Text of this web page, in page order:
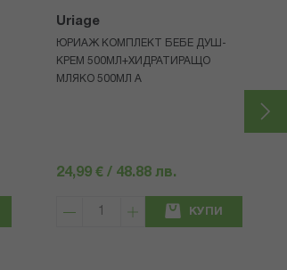
Uriage
ЮРИАЖ КОМПЛЕКТ БЕБЕ ДУШ-
КРЕМ 500МЛ+ХИДРАТИРАЩО
МЛЯКО 500МЛ A
24,99 € / 48.88 лв.
КУПИ